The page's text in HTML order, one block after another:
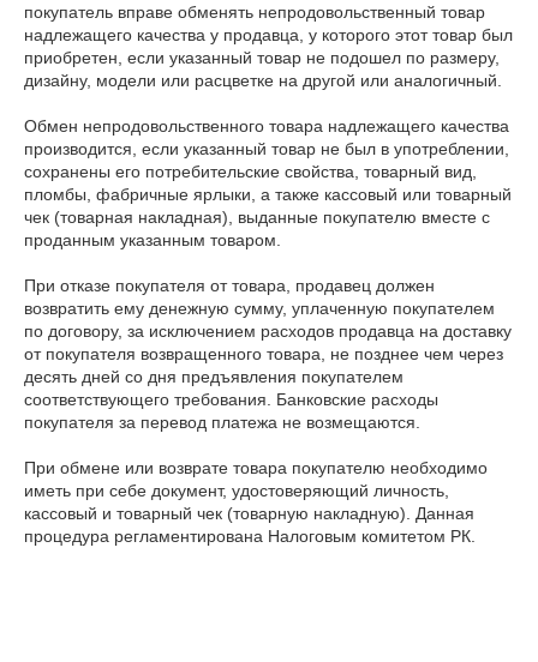
покупатель вправе обменять непродовольственный товар
надлежащего качества у продавца, у которого этот товар был
приобретен, если указанный товар не подошел по размеру,
дизайну, модели или расцветке на другой или аналогичный.
Обмен непродовольственного товара надлежащего качества
производится, если указанный товар не был в употреблении,
сохранены его потребительские свойства, товарный вид,
пломбы, фабричные ярлыки, а также кассовый или товарный
чек (товарная накладная), выданные покупателю вместе с
проданным указанным товаром.
При отказе покупателя от товара, продавец должен
возвратить ему денежную сумму, уплаченную покупателем
по договору, за исключением расходов продавца на доставку
от покупателя возвращенного товара, не позднее чем через
десять дней со дня предъявления покупателем
соответствующего требования. Банковские расходы
покупателя за перевод платежа не возмещаются.
При обмене или возврате товара покупателю необходимо
иметь при себе документ, удостоверяющий личность,
кассовый и товарный чек (товарную накладную). Данная
процедура регламентирована Налоговым комитетом РК.